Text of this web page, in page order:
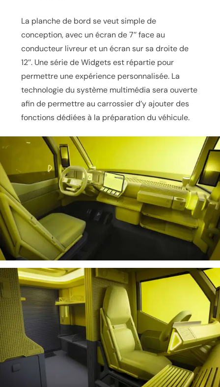
La planche de bord se veut simple de
conception, avec un écran de 7’’ face au
conducteur livreur et un écran sur sa droite de
12’’. Une série de Widgets est répartie pour
permettre une expérience personnalisée. La
technologie du système multimédia sera ouverte
afin de permettre au carrossier d’y ajouter des
fonctions dédiées à la préparation du véhicule.